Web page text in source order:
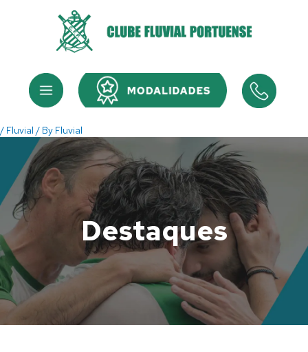
Menu Menu
/ Fluvial / By Fluvial
Destaques